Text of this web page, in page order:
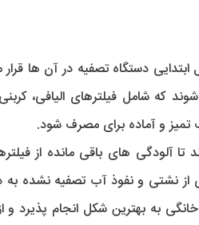
و آماده برای مصرف شود.